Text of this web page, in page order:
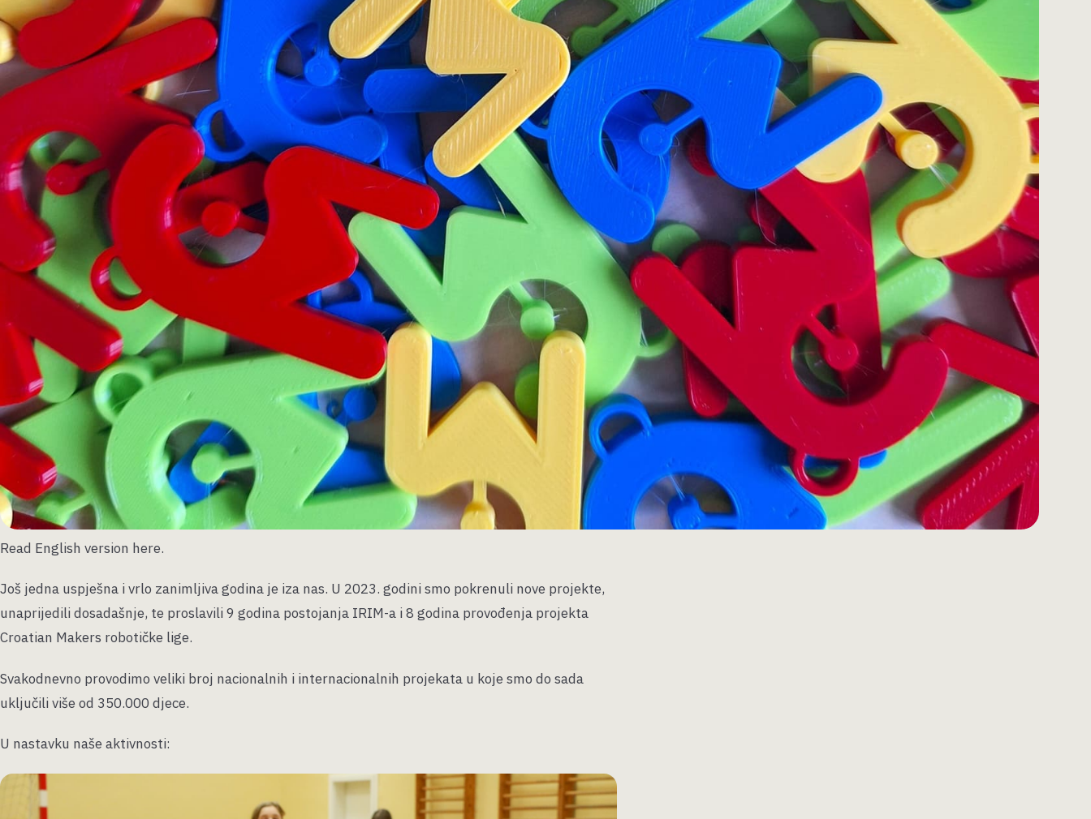
Read English version here.
Još jedna uspješna i vrlo zanimljiva godina je iza nas. U 2023. godini smo pokrenuli nove projekte,
unaprijedili dosadašnje, te proslavili 9 godina postojanja IRIM-a i 8 godina provođenja projekta
Croatian Makers robotičke lige.
Svakodnevno provodimo veliki broj nacionalnih i internacionalnih projekata u koje smo do sada
uključili više od 350.000 djece.
U nastavku naše aktivnosti: